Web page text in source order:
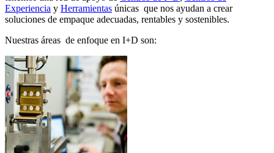
Experiencia y Herramientas únicas que nos ayudan a crear
soluciones de empaque adecuadas, rentables y sostenibles.
Nuestras áreas de enfoque en I+D son: